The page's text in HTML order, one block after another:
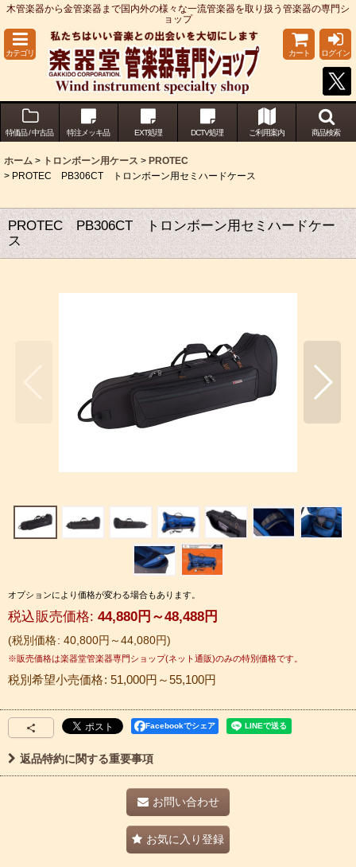
木管楽器から金管楽器まで国内外の様々な一流管楽器を取り扱う管楽器の専門シ
ョップ
カテゴリ カート ログイン
特価品 / 中古品 特注メッキ品 EXT処理 DCTV処理 ご利用案内 商品検索
ホーム > トロンボーン用ケース > PROTEC
> PROTEC PB306CT トロンボーン用セミハードケース
PROTEC PB306CT トロンボーン用セミハードケー
ス
税別価格: 40,800円 ～44,080円
税込 : 44,880円 ～48,488円
オプションにより価格が変わる場合もあります。
税別希望小売価格: 51,000円 ～55,100円
Facebookでシェア
返品特約に関する重要事項
お問い合わせ
お気に入り登録